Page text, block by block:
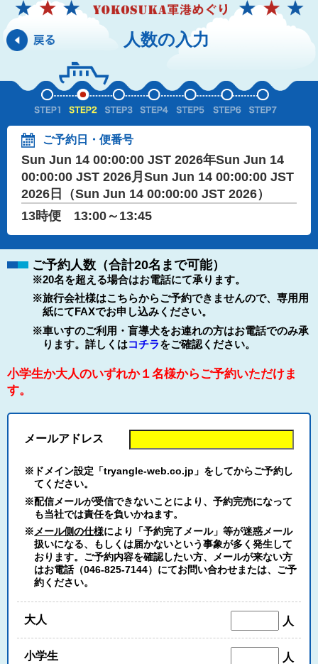
人数の入力
ご予約日・便番号
Sun Jun 14 00:00:00 JST 2026年Sun Jun 14
00:00:00 JST 2026月Sun Jun 14 00:00:00 JST
2026日（Sun Jun 14 00:00:00 JST 2026）
13時便 13:00～13:45
ご予約人数（合計20名まで可能）
※20名を超える場合はお電話にて承ります。
※旅行会社様はこちらからご予約できませんので、専用用
紙にてFAXでお申し込みください。
※車いすのご利用・盲導犬をお連れの方はお電話でのみ承
ります。詳しくはコチラをご確認ください。
小学生か大人のいずれか１名様からご予約いただけま
す。
メールアドレス
※ドメイン設定「tryangle-web.co.jp」をしてからご予約し
てください。
※配信メールが受信できないことにより、予約完売になって
も当社では責任を負いかねます。
※メール側の仕様により「予約完了メール」等が迷惑メール
扱いになる、もしくは届かないという事象が多く発生して
おります。ご予約内容を確認したい方、メールが来ない方
はお電話（046-825-7144）にてお問い合わせまたは、ご予
約ください。
大人 人
小学生 人